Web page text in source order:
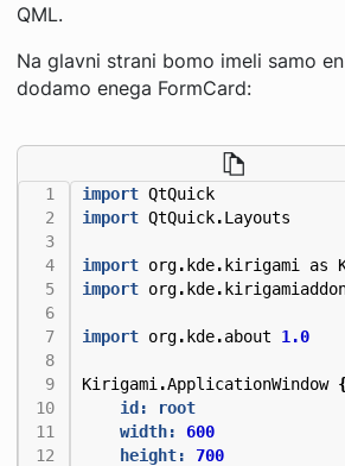
QML.
Na glavni strani bomo imeli samo
dodamo enega FormCard:
import QtQuick
import QtQuick.Layouts
import org.kde.kirigami as
import org.kde.
import org.kde.about 1.0
Kirigami .ApplicationWindow
id: root
width:
600
height:
700